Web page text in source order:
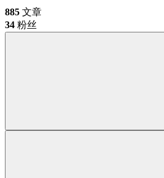
885 文章
34 粉丝